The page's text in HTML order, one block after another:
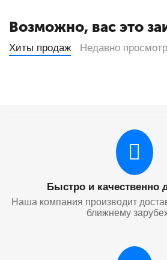
Возможно, вас это
Хиты продаж Недавно
Быстро и качественно
Наша компания производит
ближнему